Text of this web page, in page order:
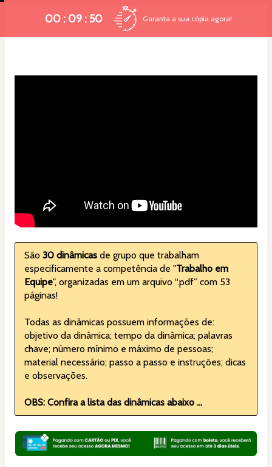
00 : 09 : 49 Garanta a sua cópia agora!
São 30 dinâmicas de grupo que trabalham
especificamente a competência de "Trabalho em
Equipe", organizadas em um arquivo “.pdf” com 53
páginas!
Todas as dinâmicas possuem informações de:
objetivo da dinâmica; tempo da dinâmica; palavras
chave; número mínimo e máximo de pessoas;
material necessário; passo a passo e instruções; dicas
e observações.
OBS: Confira a lista das dinâmicas abaixo ...